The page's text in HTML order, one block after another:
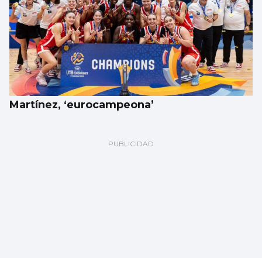
Martínez, ‘eurocampeona’